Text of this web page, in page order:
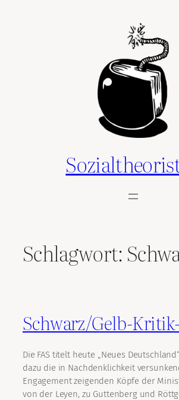
Schlagwort:
Schwarz/Gelb-
Die FAS titelt heute „Neues
dazu die in Nachdenklichkeit
Engagement zeigenden Köpfe der
von der Leyen, zu Guttenberg und